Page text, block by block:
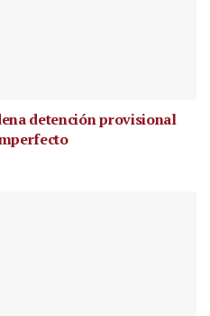
detención provisional